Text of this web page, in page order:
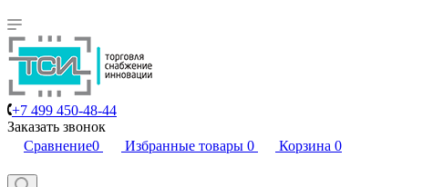
+7 499 450-48-44
Заказать звонок
Сравнение0 Избранные товары 0 Корзина 0